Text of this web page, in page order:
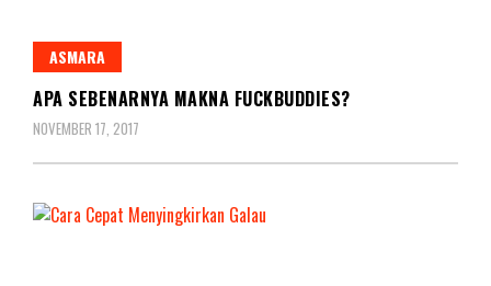
ASMARA
APA SEBENARNYA MAKNA FUCKBUDDIES?
NOVEMBER 17, 2017